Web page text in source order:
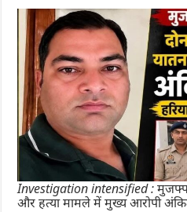
Investigation intensified :
और हत्या मामले में मुख्य आरोपी